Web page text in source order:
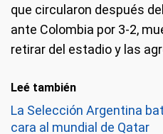
que circularon después
ante Colombia por 3-2,
retirar del estadio y las
Leé también
La Selección Argentina
cara al mundial de Qatar